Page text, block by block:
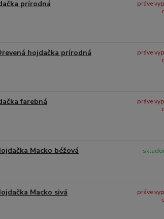
prírodná
práve
hojdačka prírodná
práve
farebná
práve
Macko béžová
Macko sivá
práve